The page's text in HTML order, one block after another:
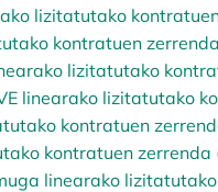
lizitatutako
kontratuen
lizitatutako
linearako lizitatutako
kontratuen
kontratuen zerrenda
linearako